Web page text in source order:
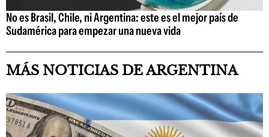
No es Brasil, Chile, ni Argentina: este es el mejor país de
Sudamérica para empezar una nueva vida
MÁS NOTICIAS DE ARGENTINA